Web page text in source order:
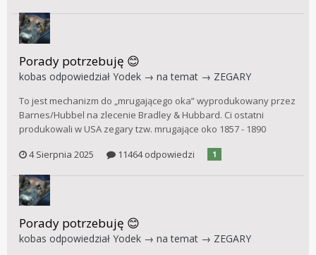
Porady potrzebuję 😊
kobas odpowiedział Yodek → na temat → ZEGARY
To jest mechanizm do „mrugającego oka” wyprodukowany przez
Barnes/Hubbel na zlecenie Bradley & Hubbard. Ci ostatni
produkowali w USA zegary tzw. mrugające oko 1857 - 1890
4 Sierpnia 2025
11464 odpowiedzi 1
Porady potrzebuję 😊
kobas odpowiedział Yodek → na temat → ZEGARY